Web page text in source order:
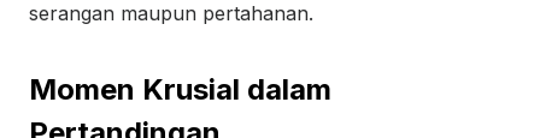
serangan maupun pertahanan.
Momen Krusial dalam